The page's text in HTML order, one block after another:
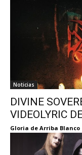
Noticias
DIVINE
VIDEOLYRIC
Gloria de Arriba Blanco